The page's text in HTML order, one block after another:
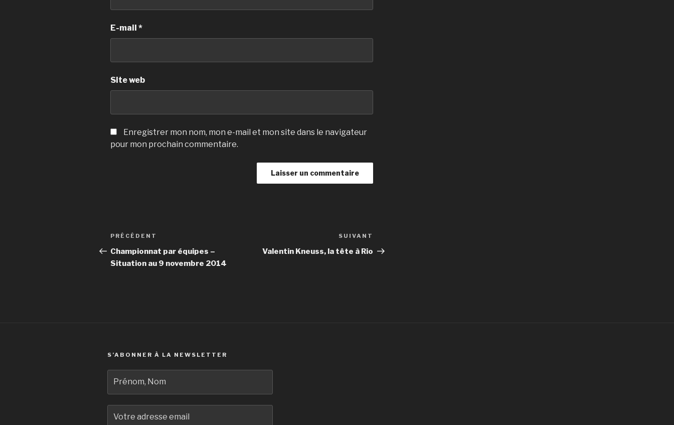
E-mail *
Site web
Enregistrer mon nom, mon e-mail et mon site dans le navigateur
pour mon prochain commentaire.
Navigation
de
l’article
Article
précédent
PRÉCÉDENT
Championnat par équipes –
Situation au 9 novembre 2014
suivant
SUIVANT
Valentin Kneuss, la tête à Rio
S’ABONNER À LA NEWSLETTER